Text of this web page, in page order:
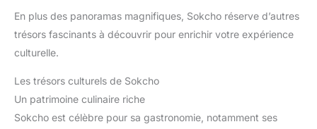
En plus des panoramas magnifiques, Sokcho réserve d’autres
trésors fascinants à découvrir pour enrichir votre expérience
culturelle.
Les trésors culturels de Sokcho
Un patrimoine culinaire riche
Sokcho est célèbre pour sa gastronomie, notamment ses